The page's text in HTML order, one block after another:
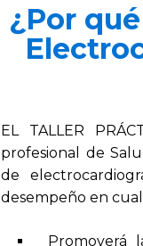
¿Por
EL TALLER
profesional de
de
desempeño en
Promoverá